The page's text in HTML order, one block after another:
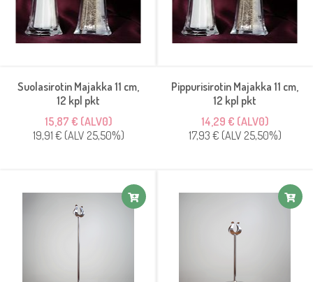
Suolasirotin Majakka 11 cm,
12 kpl pkt
15,87 € (ALV0)
19,91 € (ALV 25,50%)
Pippurisirotin Majakka 11 cm,
12 kpl pkt
14,29 € (ALV0)
17,93 € (ALV 25,50%)